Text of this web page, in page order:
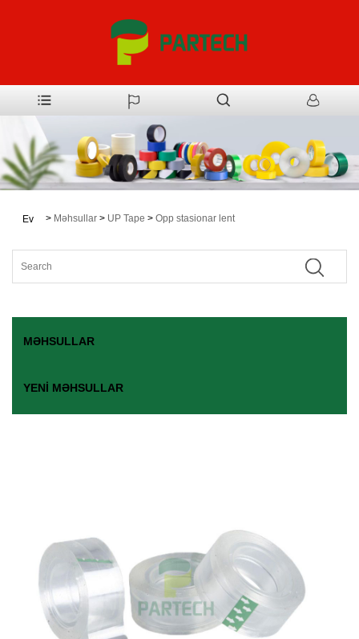
Ev > Məhsullar > UP Tape > Opp stasionar lent
MƏHSULLAR
YENI MƏHSULLAR